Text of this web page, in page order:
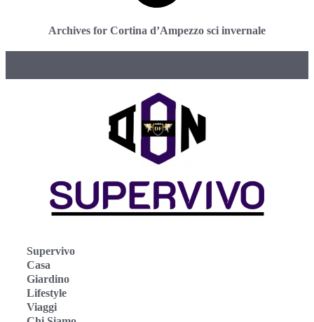
Archives for Cortina d’Ampezzo sci invernale
Supervivo
Casa
Giardino
Lifestyle
Viaggi